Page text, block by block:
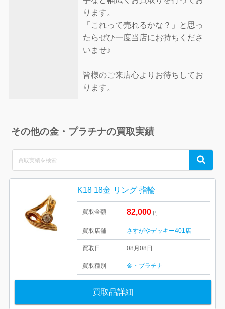
ります。
「これって売れるかな？」と思っ
たらぜひ一度当店にお持ちくださ
いませ♪
皆様のご来店心よりお待ちしてお
ります。
その他の金・プラチナの買取実績
for:
Search
K18 18金 リング 指輪
買取金額 82,000 円
買取店舗 さすがやデッキー401店
買取日 08月08日
買取種別 金・プラチナ
買取品詳細